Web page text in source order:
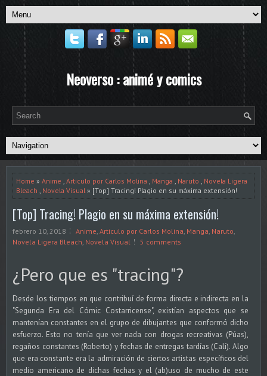
Neoverso : animé y comics
Home » Anime , Articulo por Carlos Molina , Manga , Naruto , Novela Ligera
Bleach , Novela Visual» [Top] Tracing! Plagio en su máxima extensión!
[Top] Tracing! Plagio en su máxima extensión!
febrero 10, 2018 Anime, Articulo por Carlos Molina, Manga, Naruto,
Novela Ligera Bleach, Novela Visual 5 comments
¿Pero que es "tracing"?
Desde los tiempos en que contribuí de forma directa e indirecta en la
"Segunda Era del Cómic Costarricense", existían aspectos que se
mantenían constantes en el grupo de dibujantes que conformó dicho
esfuerzo. Esto no tenía que ver nada con drogas recreativas (Púas),
regaños constantes (Roberto) y fechas de entregas tardías (Cali). Algo
que era constante era la admiración de ciertos artistas específicos del
medio americano de dichas fechas y el (ab)uso de mucho de este